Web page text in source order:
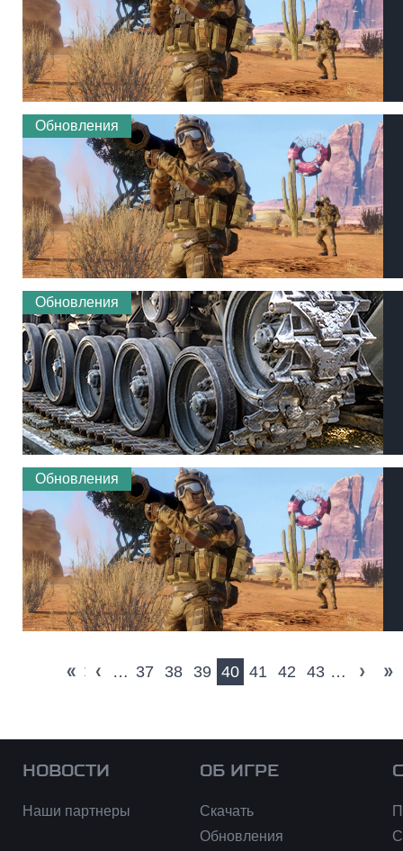
Обновления
Обновления
Обновления
« первая
‹ предыдущая
… 37 38 39 40 41 42 43 …
НОВОСТИ
Наши партнеры
ОБ ИГРЕ
Скачать
Обновления